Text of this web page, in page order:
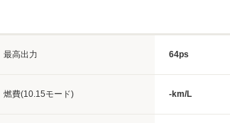
最高出力 64ps
燃費(10.15モード) -km/L